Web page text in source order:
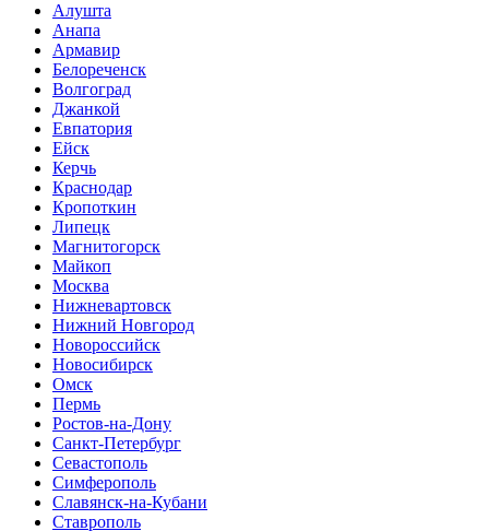
Алушта
Анапа
Армавир
Белореченск
Волгоград
Джанкой
Евпатория
Ейск
Керчь
Краснодар
Кропоткин
Липецк
Магнитогорск
Майкоп
Москва
Нижневартовск
Нижний Новгород
Новороссийск
Новосибирск
Омск
Пермь
Ростов-на-Дону
Санкт-Петербург
Севастополь
Симферополь
Славянск-на-Кубани
Ставрополь